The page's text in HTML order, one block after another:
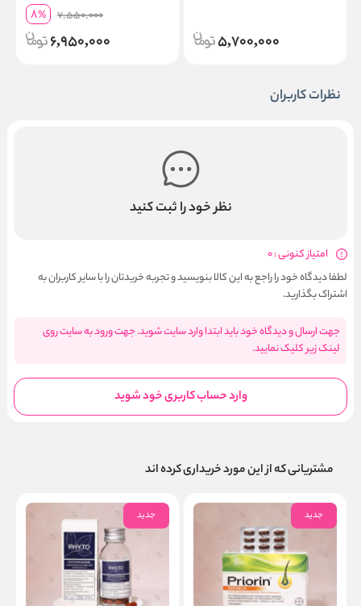
5,700,000
7,550,000
8%
6,950,000
نظرات کاربران
نظر خود را ثبت کنید
امتیاز کنونی : 0
لطفا دیدگاه خود را راجع به این کالا بنویسید و تجربه خریدتان را با سایر کاربران به
اشتراک بگذارید.
جهت ارسال و دیدگاه خود باید ابتدا وارد سایت شوید. جهت ورود به سایت روی
لینک زیر کلیک نمایید.
وارد حساب کاربری خود شوید
مشتریانی که از این مورد خریداری کرده اند
جدید جدید